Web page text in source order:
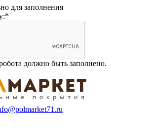
для заполнения
*
должно быть заполнено.